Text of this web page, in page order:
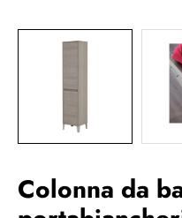
Colonna da